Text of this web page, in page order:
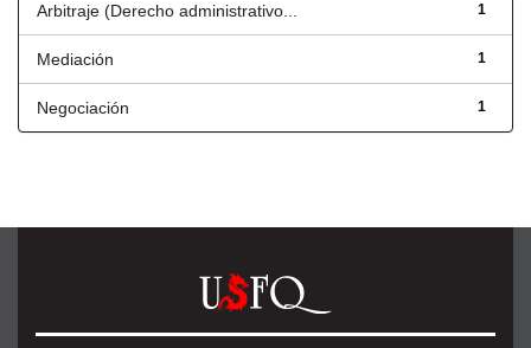
1
Arbitraje (Derecho administrativo...
1
Mediación
1
Negociación